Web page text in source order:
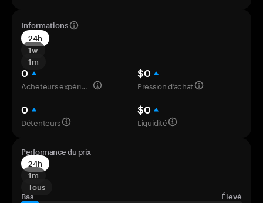
Informations
24h
1w
1m
0
Acheteurs expérimentés
$0
Pression d’achat
0
Détenteurs
$0
Liquidité
Performance du prix
24h
1m
Tous
Bas
Élevé